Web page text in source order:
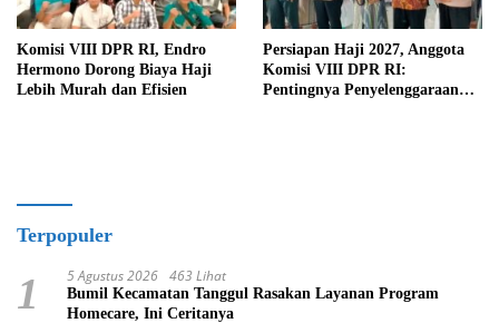
Komisi VIII DPR RI, Endro
Hermono Dorong Biaya Haji
Lebih Murah dan Efisien
Persiapan Haji 2027, Anggota
Komisi VIII DPR RI:
Pentingnya Penyelenggaraan
Terpopuler
1 5 Agustus 2026 463 Lihat
Bumil Kecamatan Tanggul Rasakan Layanan Program
Homecare, Ini Ceritanya